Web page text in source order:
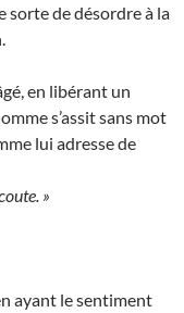
sorte de désordre à la
en libérant un
s’assit sans mot
lui adresse de
»
ayant le sentiment